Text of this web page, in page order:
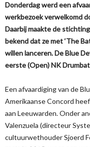
Donderdag werd een
werkbezoek verwelkomd
Daarbij maakte de
bekend dat ze met ‘The
willen lanceren. De Blue
eerste (Open) NK
Een afvaardiging van de
Amerikaanse Concord
aan Leeuwarden. Onder
Valenzuela (directeur
cultuurwethouder Sjoerd